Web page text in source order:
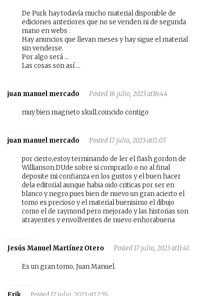
De Purk hay todavía mucho material disponible de
ediciones anteriores que no se venden ni de segunda
mano en webs .
Hay anuncios que llevan meses y hay sigue el material
sin venderse.
Por algo será …
Las cosas son así …
juan manuel mercado Posted 16 julio, 2023 at16:44
muy bien magneto skull.coincido contigo
juan manuel mercado Posted 17 julio, 2023 at11:07
por cierto,estoy terminando de ler el flash gordon de
Willianson.DUde sobre si comprarlo o no al final
deposite mi confianza en los gustos y el buen hacer
dela editorial aunque habia oido criticas por ser en
blanco y negro.pues bien de nuevo un gran acierto el
tomo es precioso y el material buenisimo el dibujo
como el de raymond pero mejorado y las historias son
atrayentes y envollventes de nuevo enhorabuena
Jesús Manuel Martínez Otero Posted 17 julio, 2023 at11:41
Es un gran tomo, Juan Manuel.